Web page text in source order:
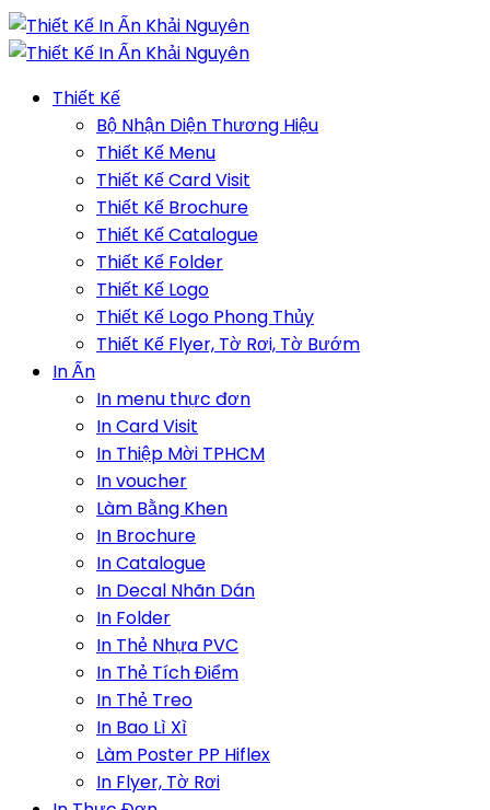
Thiết Kế
Bộ Nhận Diện Thương Hiệu
Thiết Kế Menu
Thiết Kế Card Visit
Thiết Kế Brochure
Thiết Kế Catalogue
Thiết Kế Folder
Thiết Kế Logo
Thiết Kế Logo Phong Thủy
Thiết Kế Flyer, Tờ Rơi, Tờ Bướm
In Ấn
In menu thực đơn
In Card Visit
In Thiệp Mời TPHCM
In voucher
Làm Bằng Khen
In Brochure
In Catalogue
In Decal Nhãn Dán
In Folder
In Thẻ Nhựa PVC
In Thẻ Tích Điểm
In Thẻ Treo
In Bao Lì Xì
Làm Poster PP Hiflex
In Flyer, Tờ Rơi